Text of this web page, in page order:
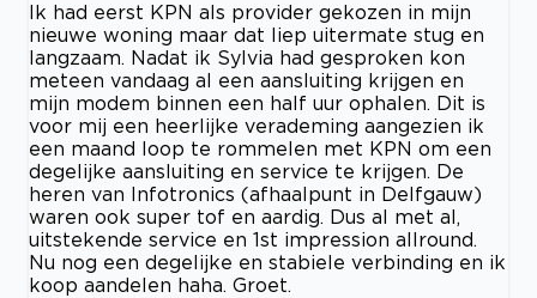
Ik had eerst KPN als provider gekozen in mijn
nieuwe woning maar dat liep uitermate stug en
langzaam. Nadat ik Sylvia had gesproken kon
meteen vandaag al een aansluiting krijgen en
mijn modem binnen een half uur ophalen. Dit is
voor mij een heerlijke verademing aangezien ik
een maand loop te rommelen met KPN om een
degelijke aansluiting en service te krijgen. De
heren van Infotronics (afhaalpunt in Delfgauw)
waren ook super tof en aardig. Dus al met al,
uitstekende service en 1st impression allround.
Nu nog een degelijke en stabiele verbinding en ik
koop aandelen haha. Groet.